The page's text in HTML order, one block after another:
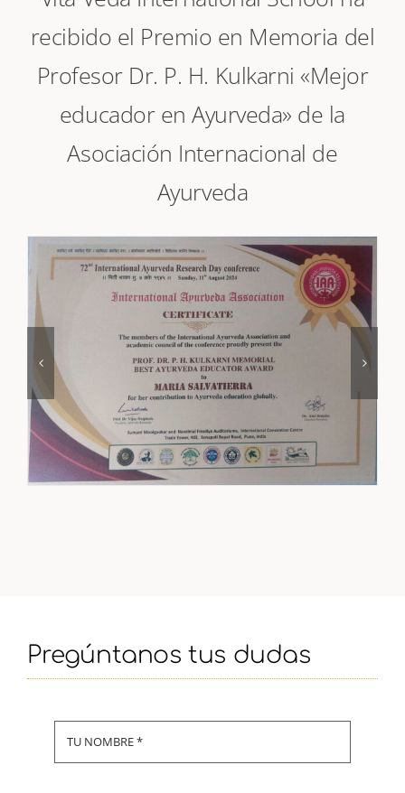
Vita Veda International School ha
recibido el Premio en Memoria del
Profesor Dr. P. H. Kulkarni «Mejor
educador en Ayurveda» de la
Asociación Internacional de
Ayurveda